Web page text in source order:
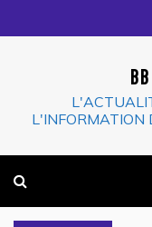
to
L'INFORMATION